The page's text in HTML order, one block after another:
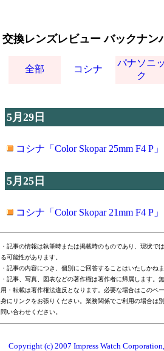
交換レンズレビュー バックナン
全部 コシナ
パナソニ
ク
5月29日
コシナ「Color Skopar 25mm F4 P」
5月25日
コシナ「Color Skopar 21mm F4 P」
・記事の情報は執筆時または掲載時のものであり、現状で
る可能性があります。
・記事の内容につき、個別にご回答することはいたしかね
・記事、写真、図表などの著作権は著作者に帰属します。
用・転載は著作権法違反となります。必要な場合はこのペ
身にリンクをお張りください。業務関係でご利用の場合は
問い合わせください。
Copyright (c) 2007 Impress Watch